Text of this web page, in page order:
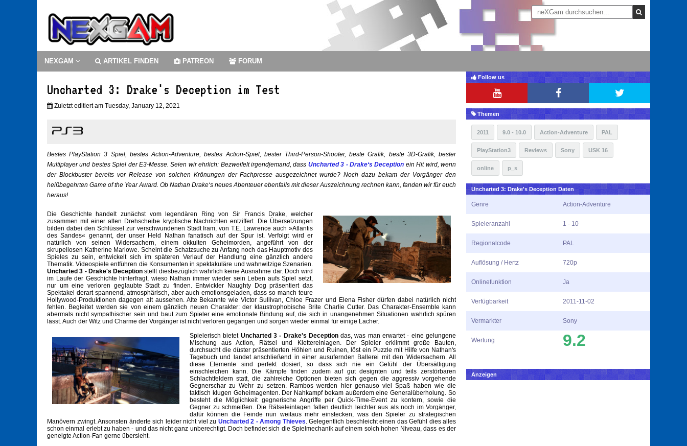
NEXGAM ARTIKEL FINDEN PATREON FORUM
Uncharted 3: Drake's Deception im Test
Zuletzt editiert am Tuesday, January 12, 2021
Bestes PlayStation 3 Spiel, bestes Action-Adventure, bestes Action-Spiel, bester Third-Person-Shooter, beste Grafik, beste 3D-Grafik, bester
Multiplayer und bestes Spiel der E3-Messe. Seien wir ehrlich: Bezweifelt irgendjemand, dass Uncharted 3 - Drake‘s Deception ein Hit wird, wenn
der Blockbuster bereits vor Release von solchen Krönungen der Fachpresse ausgezeichnet wurde? Noch dazu bekam der Vorgänger den
heißbegehrten Game of the Year Award. Ob Nathan Drake‘s neues Abenteuer ebenfalls mit dieser Auszeichnung rechnen kann, fanden wir für euch
heraus!
Die Geschichte handelt zunächst vom legendären Ring von Sir Francis Drake, welcher
zusammen mit einer alten Drehscheibe kryptische Nachrichten entziffert. Die Übersetzungen
bilden dabei den Schlüssel zur verschwundenen Stadt Iram, von T.E. Lawrence auch »Atlantis
des Sandes« genannt, der unser Held Nathan fanatisch auf der Spur ist. Verfolgt wird er
natürlich von seinen Widersachern, einem okkulten Geheimorden, angeführt von der
skrupellosen Katherine Marlowe. Scheint die Schatzsuche zu Anfang noch das Hauptmotiv des
Spieles zu sein, entwickelt sich im späteren Verlauf der Handlung eine gänzlich andere
Thematik. Videospiele entführen die Konsumenten in spektakuläre und wahnwitzige Szenarien.
Uncharted 3 - Drake's Deception stellt diesbezüglich wahrlich keine Ausnahme dar. Doch wird
im Laufe der Geschichte hinterfragt, wieso Nathan immer wieder sein Leben aufs Spiel setzt,
nur um eine verloren geglaubte Stadt zu finden. Entwickler Naughty Dog präsentiert das
Spektakel derart spannend, atmosphärisch, aber auch emotionsgeladen, dass so manch teure
Hollywood-Produktionen dagegen alt aussehen. Alte Bekannte wie Victor Sullivan, Chloe Frazer und Elena Fisher dürfen dabei natürlich nicht
fehlen. Begleitet werden sie von einem gänzlich neuen Charakter: der klaustrophobische Brite Charlie Cutter. Das Charakter-Ensemble kann
abermals nicht sympathischer sein und baut zum Spieler eine emotionale Bindung auf, die sich in unangenehmen Situationen wahrlich spüren
lässt. Auch der Witz und Charme der Vorgänger ist nicht verloren gegangen und sorgen wieder einmal für einige Lacher.
Spielerisch bietet Uncharted 3 - Drake's Deceptiondas, was man erwartet - eine gelungene
Mischung aus Action, Rätsel und Klettereinlagen. Der Spieler erklimmt große Bauten,
durchsucht die düster präsentierten Höhlen und Ruinen, löst ein Puzzle mit Hilfe von Nathan's
Tagebuch und landet anschließend in einer ausufernden Ballerei mit den Widersachern. All
diese Elemente sind perfekt dosiert, so dass sich nie ein Gefühl der Übersättigung
einschleichen kann. Die Kämpfe finden zudem auf gut designten und teils zerstörbaren
Schlachtfeldern statt, die zahlreiche Optionen bieten sich gegen die aggressiv vorgehende
Gegnerschar zu Wehr zu setzen. Rambos werden hier genauso viel Spaß haben wie die
taktisch klugen Geheimagenten. Der Nahkampf bekam außerdem eine Generalüberholung. So
besteht die Möglichkeit gegnerische Angriffe per Quick-Time-Event zu kontern, sowie die
Gegner zu schmeißen. Die Rätseleinlagen fallen deutlich leichter aus als noch im Vorgänger,
dafür können die Feinde nun weitaus mehr einstecken, was den Spieler zu strategischen
Manövern zwingt. Ansonsten änderte sich leider nicht viel zu Uncharted 2 - Among Thieves. Gelegentlich beschleicht einen das Gefühl dies alles
schon einmal erlebt zu haben - und das nicht ganz unberechtigt. Doch befindet sich die Spielmechanik auf einem solch hohen Niveau, dass es der
geneigte Action-Fan gerne übersieht.
Follow us
Themen
2011 9.0 - 10.0 Action-Adventure PAL
PlayStation3 Reviews Sony USK 16
online p_s
Uncharted 3: Drake's Deception Daten
Genre Action-Adventure
Spieleranzahl 1 - 10
Regionalcode PAL
Auflösung / Hertz 720p
Onlinefunktion Ja
Verfügbarkeit 2011-11-02
Vermarkter Sony
Wertung 9.2
Anzeigen